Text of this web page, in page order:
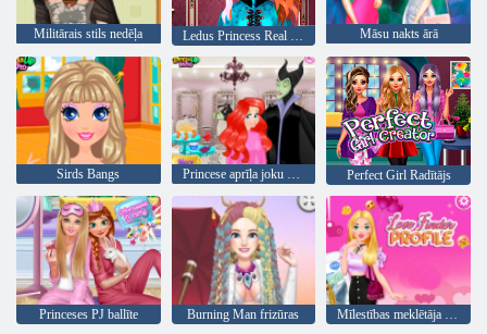
Militārais stils nedēļa Māsu nakts ārā
Sirds Bangs Princese aprīļa joku Hair Salon Perfect Girl Radītājs
Princeses PJ ballīte Burning Man frizūras Mīlestības meklētāja profils